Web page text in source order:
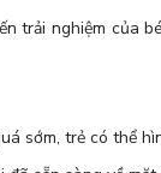
trải nghiệm của
sớm, trẻ có thể